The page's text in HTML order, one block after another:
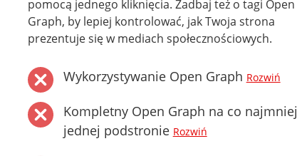
pomocą jednego kliknięcia. Zadbaj też o tagi Open
Graph, by lepiej kontrolować, jak Twoja strona
prezentuje się w mediach społecznościowych.
Wykorzystywanie Open Graph Rozwiń
Kompletny Open Graph na co najmniej
jednej podstronie Rozwiń